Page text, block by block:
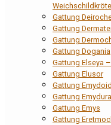
Gattung
Gattung
Gattung
Gattung Dogania
Gattung Elseya
Gattung Elusor
Gattung
Gattung
Gattung Emys
Gattung